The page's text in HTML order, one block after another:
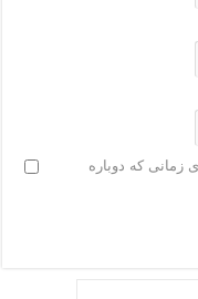
زمانی که دوباره